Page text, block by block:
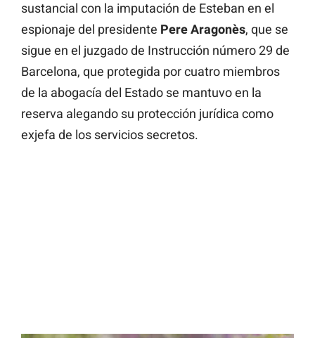
sustancial con la imputación de Esteban en el
espionaje del presidente Pere Aragonès, que se
sigue en el juzgado de Instrucción número 29 de
Barcelona, que protegida por cuatro miembros
de la abogacía del Estado se mantuvo en la
reserva alegando su protección jurídica como
exjefa de los servicios secretos.